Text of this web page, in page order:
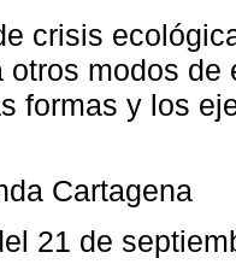
crisis
otros modos
formas y los
Cartagena
21 de